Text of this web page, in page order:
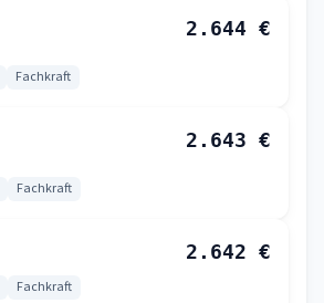
2.644 €
Fachkraft
2.643 €
Fachkraft
2.642 €
Fachkraft